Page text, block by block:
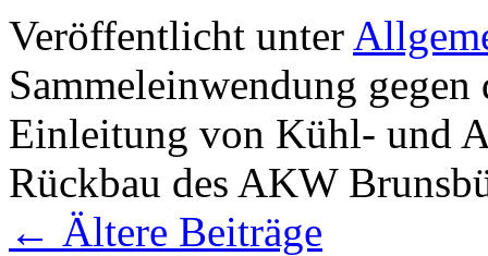
Veröffentlicht unter
Sammeleinwendung
Einleitung von Kühl- und
Rückbau des AKW
← Ältere Beiträge